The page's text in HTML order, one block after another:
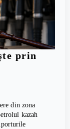
prin
din zona
kazah